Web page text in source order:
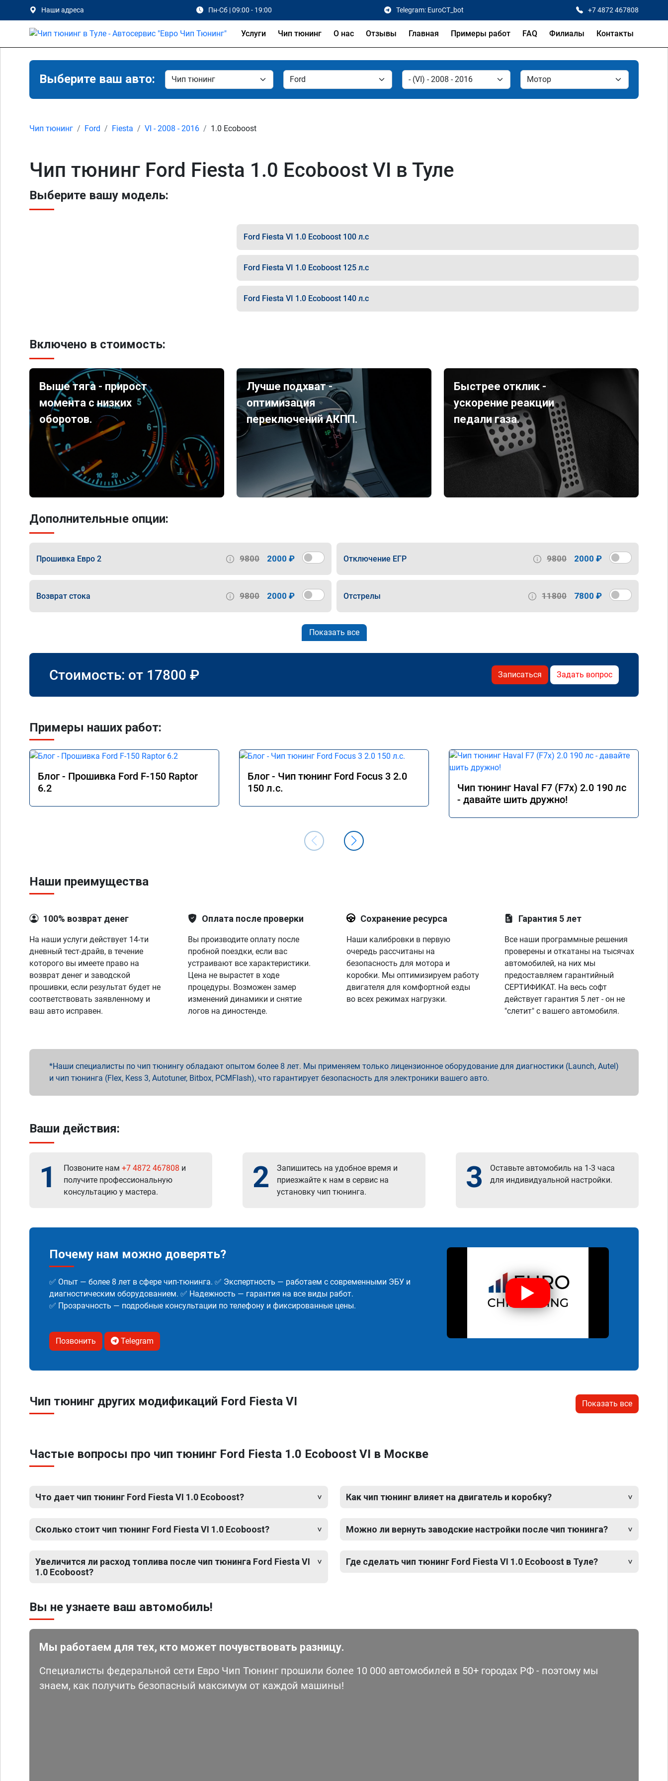
Наши адреса Пн-Сб | 09:00 - 19:00 Telegram: EuroCT_bot +7 4872 467808
Услуги Чип тюнинг О нас Отзывы Главная Примеры работ FAQ Филиалы Контакты
Выберите ваш авто:
Чип тюнинг Ford Fiesta VI - 2008 - 2016 1.0 Ecoboost
Чип тюнинг Ford Fiesta 1.0 Ecoboost VI в Туле
Выберите вашу модель:
Ford Fiesta VI 1.0 Ecoboost 100 л.с
Ford Fiesta VI 1.0 Ecoboost 125 л.с
Ford Fiesta VI 1.0 Ecoboost 140 л.с
Включено в стоимость:
Выше тяга - прирост
момента с низких
оборотов.
Лучше подхват -
оптимизация
переключений АКПП.
Быстрее отклик -
ускорение реакции
педали газа.
Дополнительные опции:
Прошивка Евро 2 9800 2000 ₽ Отключение ЕГР 9800 2000 ₽
Возврат стока 9800 2000 ₽ Отстрелы 11800 7800 ₽
Показать все
Стоимость: от 17800 ₽ Записаться Задать вопрос
Примеры наших работ:
Блог - Прошивка Ford F-150 Raptor
6.2
Блог - Чип тюнинг Ford Focus 3 2.0
150 л.с.
Чип тюнинг Haval F7 (F7x) 2.0 190 лс
- давайте шить дружно!
Наши преимущества
100% возврат денег
На наши услуги действует 14-ти
дневный тест-драйв, в течение
которого вы имеете право на
возврат денег и заводской
прошивки, если результат будет не
соответствовать заявленному и
ваш авто исправен.
Оплата после проверки
Вы производите оплату после
пробной поездки, если вас
устраивают все характеристики.
Цена не вырастет в ходе
процедуры. Возможен замер
изменений динамики и снятие
логов на диностенде.
Сохранение ресурса
Наши калибровки в первую
очередь рассчитаны на
безопасность для мотора и
коробки. Мы оптимизируем работу
двигателя для комфортной езды
во всех режимах нагрузки.
Гарантия 5 лет
Все наши программные решения
проверены и откатаны на тысячах
автомобилей, на них мы
предоставляем гарантийный
СЕРТИФИКАТ. На весь софт
действует гарантия 5 лет - он не
"слетит" с вашего автомобиля.
Наши специалисты по чип тюнингу обладают опытом более 8 лет. Мы применяем только лицензионное оборудование для диагностики (Launch, Autel)
и чип тюнинга (Flex, Kess 3, Autotuner, Bitbox, PCMFlash), что гарантирует безопасность для электроники вашего авто.
Ваши действия:
1 Позвоните нам +7 4872 467808 и
получите профессиональную
консультацию у мастера.
2
Запишитесь на удобное время и
приезжайте к нам в сервис на
установку чип тюнинга.
3
Оставьте автомобиль на 1-3 часа
для индивидуальной настройки.
Почему нам можно доверять?
✅ Опыт — более 8 лет в сфере чип-тюнинга. ✅ Экспертность — работаем с современными ЭБУ и
диагностическим оборудованием. ✅ Надежность — гарантия на все виды работ.
✅ Прозрачность — подробные консультации по телефону и фиксированные цены.
Позвонить Telegram
Чип тюнинг других модификаций Ford Fiesta VI Показать все
Частые вопросы про чип тюнинг Ford Fiesta 1.0 Ecoboost VI в Москве
Что дает чип тюнинг Ford Fiesta VI 1.0 Ecoboost?
Сколько стоит чип тюнинг Ford Fiesta VI 1.0 Ecoboost?
Увеличится ли расход топлива после чип тюнинга Ford Fiesta VI
1.0 Ecoboost?
Как чип тюнинг влияет на двигатель и коробку?
Можно ли вернуть заводские настройки после чип тюнинга?
Где сделать чип тюнинг Ford Fiesta VI 1.0 Ecoboost в Туле?
Вы не узнаете ваш автомобиль!
Мы работаем для тех, кто может почувствовать разницу.
Специалисты федеральной сети Евро Чип Тюнинг прошили более 10 000 автомобилей в 50+ городах РФ - поэтому мы
знаем, как получить безопасный максимум от каждой машины!